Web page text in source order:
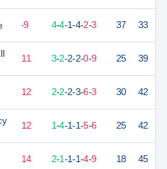
-9 4-4-1-4-2-3 37 33
11 3-2-2-2-0-9 25 39
12 2-2-2-3-6-3 30 42
12 1-4-1-1-5-6 25 42
14 2-1-1-1-4-9 18 45